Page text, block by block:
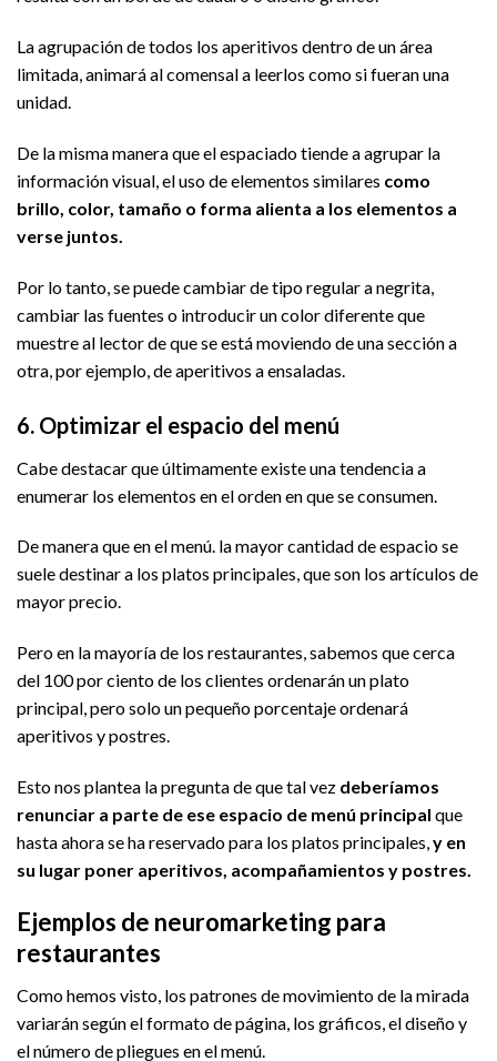
La agrupación de todos los aperitivos dentro de un área
limitada, animará al comensal a leerlos como si fueran una
unidad.
De la misma manera que el espaciado tiende a agrupar la
información visual, el uso de elementos similares como
brillo, color, tamaño o forma alienta a los elementos a
verse juntos.
Por lo tanto, se puede cambiar de tipo regular a negrita,
cambiar las fuentes o introducir un color diferente que
muestre al lector de que se está moviendo de una sección a
otra, por ejemplo, de aperitivos a ensaladas.
6. Optimizar el espacio del menú
Cabe destacar que últimamente existe una tendencia a
enumerar los elementos en el orden en que se consumen.
De manera que en el menú. la mayor cantidad de espacio se
suele destinar a los platos principales, que son los artículos de
mayor precio.
Pero en la mayoría de los restaurantes, sabemos que cerca
del 100 por ciento de los clientes ordenarán un plato
principal, pero solo un pequeño porcentaje ordenará
aperitivos y postres.
Esto nos plantea la pregunta de que tal vez deberíamos
renunciar a parte de ese espacio de menú principal que
hasta ahora se ha reservado para los platos principales,y en
su lugar poner aperitivos, acompañamientos y postres.
Ejemplos de neuromarketing para
restaurantes
Como hemos visto, los patrones de movimiento de la mirada
variarán según el formato de página, los gráficos, el diseño y
el número de pliegues en el menú.